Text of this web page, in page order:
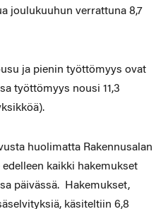
joulukuuhun verrattuna 8,7
ja pienin työttömyys ovat
työttömyys nousi 11,3
huolimatta Rakennusalan
kaikki hakemukset
päivässä. Hakemukset,
käsiteltiin 6,8